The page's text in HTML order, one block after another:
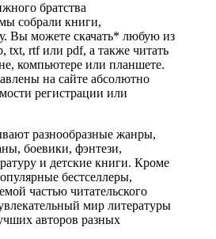
братства
собрали книги,
Вы можете скачать* любую из
txt, rtf или pdf, а также читать
компьютере или планшете.
на сайте абсолютно
регистрации или
разнообразные жанры,
боевики, фэнтези,
и детские книги. Кроме
бестселлеры,
частью читательского
мир литературы
авторов разных